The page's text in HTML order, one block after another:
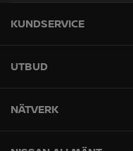
KUNDSERVICE
UTBUD
NÄTVERK